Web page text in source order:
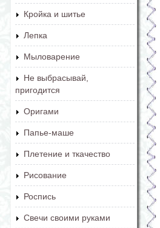
Кройка и шитье
Лепка
Мыловарение
Не выбрасывай,
пригодится
Оригами
Папье-маше
Плетение и ткачество
Рисование
Роспись
Свечи своими руками